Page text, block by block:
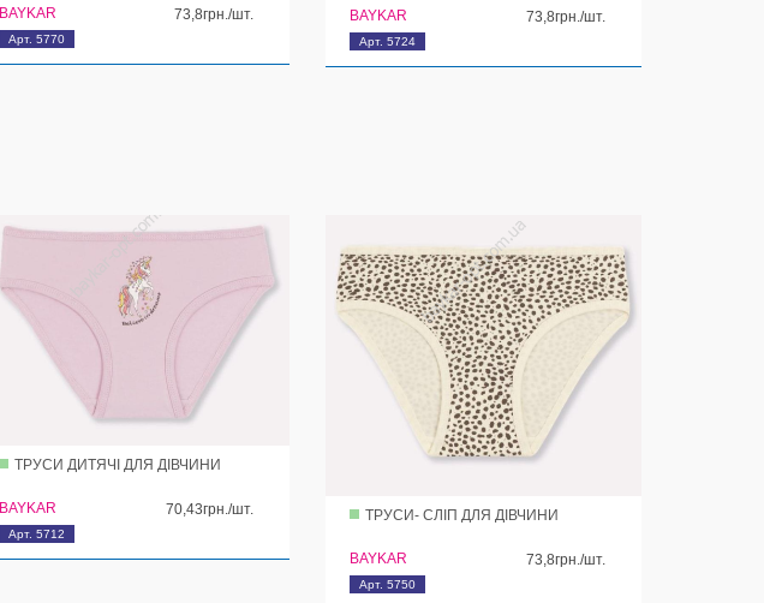
Арт. 5770
BAYKAR 73,8грн./шт.
Арт. 5724
BAYKAR 73,8грн./шт.
Арт. 5712
ТРУСИ ДИТЯЧІ ДЛЯ ДІВЧИНИ
BAYKAR 70,43грн./шт.
Арт. 5750
ТРУСИ- СЛІП ДЛЯ ДІВЧИНИ
BAYKAR 73,8грн./шт.